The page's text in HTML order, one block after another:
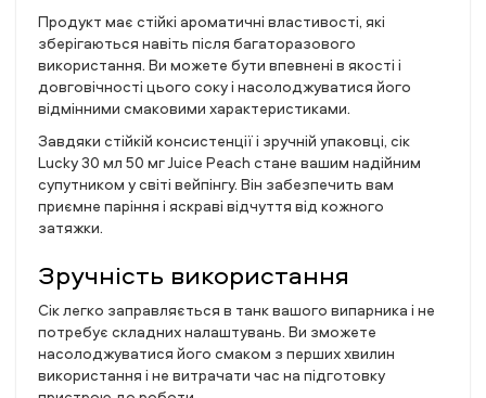
Продукт має стійкі ароматичні властивості, які
зберігаються навіть після багаторазового
використання. Ви можете бути впевнені в якості і
довговічності цього соку і насолоджуватися його
відмінними смаковими характеристиками.
Завдяки стійкій консистенції і зручній упаковці, сік
Lucky 30 мл 50 мг Juice Peach стане вашим надійним
супутником у світі вейпінгу. Він забезпечить вам
приємне паріння і яскраві відчуття від кожного
затяжки.
Зручність використання
Сік легко заправляється в танк вашого випарника і не
потребує складних налаштувань. Ви зможете
насолоджуватися його смаком з перших хвилин
використання і не витрачати час на підготовку